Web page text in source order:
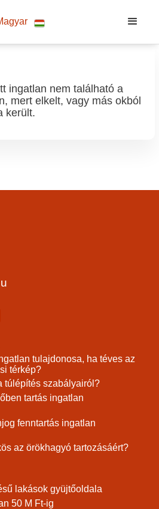
ingatlan nem található a
mert elkelt, vagy más okból
került.
tulajdonosa, ha téves az
térkép?
túlépítés szabályairól?
tartás ingatlan
fenntartás ingatlan
az örökhagyó tartozásáért?
lakások gyüjtőoldala
50 M Ft-ig